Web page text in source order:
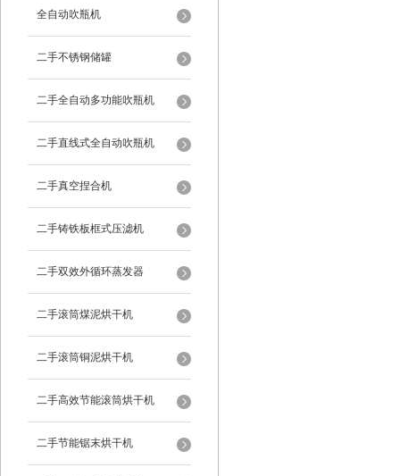
全自动吹瓶机
二手不锈钢储罐
二手全自动多功能吹瓶机
二手直线式全自动吹瓶机
二手真空捏合机
二手铸铁板框式压滤机
二手双效外循环蒸发器
二手滚筒煤泥烘干机
二手滚筒铜泥烘干机
二手高效节能滚筒烘干机
二手节能锯末烘干机